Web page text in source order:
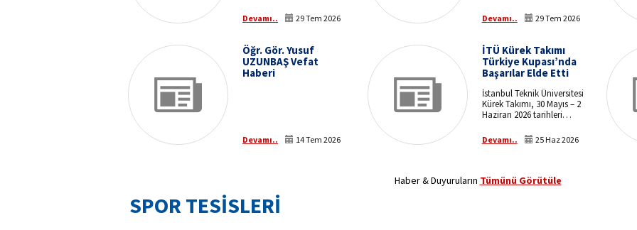
Devamı.. 29 Tem 2026 Devamı.. 29 Tem 2026
Öğr. Gör. Yusuf
UZUNBAŞ Vefat
Haberi
Devamı.. 14 Tem 2026
İTÜ Kürek Takımı
Türkiye Kupası’nda
Başarılar Elde Etti
İstanbul Teknik Üniversitesi
Kürek Takımı, 30 Mayıs – 2
Haziran 2026 tarihleri
Manavgat ilçesinde
düzenlenen Deniz Küreği
Yarışları’nda önemli
dereceler elde ederek
Devamı.. 25 Haz 2026
Haber & Duyuruların Tümünü Görütüle
SPOR TESİSLERİ